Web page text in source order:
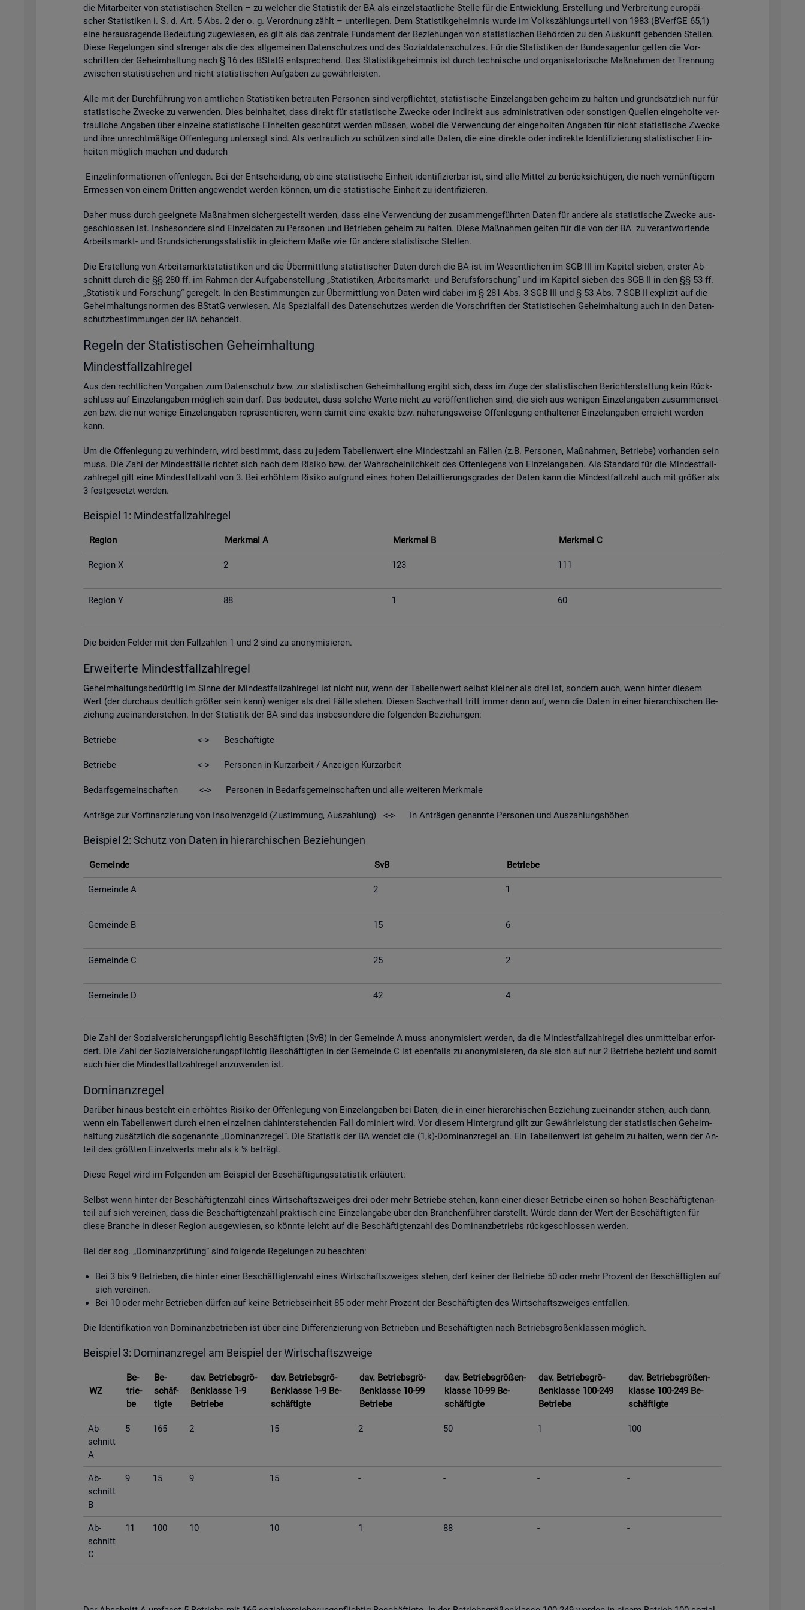
die Mit­ar­bei­ter von sta­tis­ti­schen Stel­len – zu wel­cher die Sta­tis­tik der BA als ein­zel­staat­li­che Stel­le für die Ent­wick­lung, Er­stel­lung und Ver­brei­tung eu­ro­päi­
scher Sta­tis­ti­ken i. S. d. Art. 5 Abs. 2 der o. g. Ver­ord­nung zählt – un­ter­lie­gen. Dem Sta­tis­tik­ge­heim­nis wurde im Volks­zäh­lungs­ur­teil von 1983 (BVerf­GE 65,1)
eine her­aus­ra­gen­de Be­deu­tung zu­ge­wie­sen, es gilt als das zen­tra­le Fun­da­ment der Be­zie­hun­gen von sta­tis­ti­schen Be­hör­den zu den Aus­kunft ge­ben­den Stel­len.
Diese Re­ge­lun­gen sind stren­ger als die des all­ge­mei­nen Da­ten­schut­zes und des So­zi­al­da­ten­schut­zes. Für die Sta­tis­ti­ken der Bun­des­agen­tur gel­ten die Vor­
schrif­ten der Ge­heim­hal­tung nach § 16 des BStatG ent­spre­chend. Das Sta­tis­tik­ge­heim­nis ist durch tech­ni­sche und or­ga­ni­sa­to­ri­sche Maß­nah­men der Tren­nung
zwi­schen sta­tis­ti­schen und nicht sta­tis­ti­schen Auf­ga­ben zu ge­währ­leis­ten.
Alle mit der Durch­füh­rung von amt­li­chen Sta­tis­ti­ken be­trau­ten Per­so­nen sind ver­pflich­tet, sta­tis­ti­sche Ein­zel­an­ga­ben ge­heim zu hal­ten und grund­sätz­lich nur für
sta­tis­ti­sche Zwe­cke zu ver­wen­den. Dies be­inhal­tet, dass di­rekt für sta­tis­ti­sche Zwe­cke oder in­di­rekt aus ad­mi­nis­tra­ti­ven oder sons­ti­gen Quel­len ein­ge­hol­te ver­
trau­li­che An­ga­ben über ein­zel­ne sta­tis­ti­sche Ein­hei­ten ge­schützt wer­den müs­sen, wobei die Ver­wen­dung der ein­ge­hol­ten An­ga­ben für nicht sta­tis­ti­sche Zwe­cke
und ihre un­recht­mä­ßi­ge Of­fen­le­gung un­ter­sagt sind. Als ver­trau­lich zu schüt­zen sind alle Daten, die eine di­rek­te oder in­di­rek­te Iden­ti­fi­zie­rung sta­tis­ti­scher Ein­
hei­ten mög­lich ma­chen und da­durch
Ein­zel­in­for­ma­tio­nen of­fen­le­gen. Bei der Ent­schei­dung, ob eine sta­tis­ti­sche Ein­heit iden­ti­fi­zier­bar ist, sind alle Mit­tel zu be­rück­sich­ti­gen, die nach ver­nünf­ti­gem
Er­mes­sen von einem Drit­ten an­ge­wen­det wer­den kön­nen, um die sta­tis­ti­sche Ein­heit zu iden­ti­fi­zie­ren.
Daher muss durch ge­eig­ne­te Maß­nah­men si­cher­ge­stellt wer­den, dass eine Ver­wen­dung der zu­sam­men­ge­führ­ten Daten für an­de­re als sta­tis­ti­sche Zwe­cke aus­
ge­schlos­sen ist. Ins­be­son­de­re sind Ein­zel­da­ten zu Per­so­nen und Be­trie­ben ge­heim zu hal­ten. Diese Maß­nah­men gel­ten für die von der BA zu ver­ant­wor­ten­de
Ar­beits­markt- und Grund­si­che­rungs­sta­tis­tik in glei­chem Maße wie für an­de­re sta­tis­ti­sche Stel­len.
Die Er­stel­lung von Ar­beits­markt­sta­tis­ti­ken und die Über­mitt­lung sta­tis­ti­scher Daten durch die BA ist im We­sent­li­chen im SGB III im Ka­pi­tel sie­ben, ers­ter Ab­
schnitt durch die §§ 280 ff. im Rah­men der Auf­ga­ben­stel­lung „Sta­tis­ti­ken, Ar­beits­markt- und Be­rufs­for­schung“ und im Ka­pi­tel sie­ben des SGB II in den §§ 53 ff.
„Sta­tis­tik und For­schung“ ge­re­gelt. In den Be­stim­mun­gen zur Über­mitt­lung von Daten wird dabei im § 281 Abs. 3 SGB III und § 53 Abs. 7 SGB II ex­pli­zit auf die
Ge­heim­hal­tungs­nor­men des BStatG ver­wie­sen. Als Spe­zi­al­fall des Da­ten­schut­zes wer­den die Vor­schrif­ten der Sta­tis­ti­schen Ge­heim­hal­tung auch in den Da­ten­
schutz­be­stim­mun­gen der BA be­han­delt.
Re­geln der Sta­tis­ti­schen Ge­heim­hal­tung
Min­dest­fall­zahl­re­gel
Aus den recht­li­chen Vor­ga­ben zum Da­ten­schutz bzw. zur sta­tis­ti­schen Ge­heim­hal­tung er­gibt sich, dass im Zuge der sta­tis­ti­schen Be­richt­erstat­tung kein Rück­
schluss auf Ein­zel­an­ga­ben mög­lich sein darf. Das be­deu­tet, dass sol­che Werte nicht zu ver­öf­fent­li­chen sind, die sich aus we­ni­gen Ein­zel­an­ga­ben zu­sam­men­set­
zen bzw. die nur we­ni­ge Ein­zel­an­ga­ben re­prä­sen­tie­ren, wenn damit eine ex­ak­te bzw. nä­he­rungs­wei­se Of­fen­le­gung ent­hal­te­ner Ein­zel­an­ga­ben er­reicht wer­den
kann.
Um die Of­fen­le­gung zu ver­hin­dern, wird be­stimmt, dass zu jedem Ta­bel­len­wert eine Min­dest­zahl an Fäl­len (z.B. Per­so­nen, Maß­nah­men, Be­trie­be) vor­han­den sein
muss. Die Zahl der Min­dest­fäl­le rich­tet sich nach dem Ri­si­ko bzw. der Wahr­schein­lich­keit des Of­fen­le­gens von Ein­zel­an­ga­ben. Als Stan­dard für die Min­dest­fall­
zahl­re­gel gilt eine Min­dest­fall­zahl von 3. Bei er­höh­tem Ri­si­ko auf­grund eines hohen De­tail­lie­rungs­gra­des der Daten kann die Min­dest­fall­zahl auch mit grö­ßer als
3 fest­ge­setzt wer­den.
Bei­spiel 1: Min­dest­fall­zahl­re­gel
Re­gi­on Merk­mal A Merk­mal B Merk­mal C
Re­gi­on X 2 123 111
Re­gi­on Y 88 1 60
Die bei­den Fel­der mit den Fall­zah­len 1 und 2 sind zu an­ony­mi­sie­ren.
Er­wei­ter­te Min­dest­fall­zahl­re­gel
Ge­heim­hal­tungs­be­dürf­tig im Sinne der Min­dest­fall­zahl­re­gel ist nicht nur, wenn der Ta­bel­len­wert selbst klei­ner als drei ist, son­dern auch, wenn hin­ter die­sem
Wert (der durch­aus deut­lich grö­ßer sein kann) we­ni­ger als drei Fälle ste­hen. Die­sen Sach­ver­halt tritt immer dann auf, wenn die Daten in einer hier­ar­chi­schen Be­
zie­hung zu­ein­an­der­ste­hen. In der Sta­tis­tik der BA sind das ins­be­son­de­re die fol­gen­den Be­zie­hun­gen:
Be­trie­be <-> Be­schäf­tig­te
Be­trie­be <-> Per­so­nen in Kurz­ar­beit / An­zei­gen Kurz­ar­beit
Be­darfs­ge­mein­schaf­ten <-> Per­so­nen in Be­darfs­ge­mein­schaf­ten und alle wei­te­ren Merk­ma­le
An­trä­ge zur Vor­fi­nan­zie­rung von In­sol­venz­geld (Zu­stim­mung, Aus­zah­lung) <-> In An­trä­gen ge­nann­te Per­so­nen und Aus­zah­lungs­hö­hen
Bei­spiel 2: Schutz von Daten in hier­ar­chi­schen Be­zie­hun­gen
Ge­mein­de SvB Be­trie­be
Ge­mein­de A 2 1
Ge­mein­de B 15 6
Ge­mein­de C 25 2
Ge­mein­de D 42 4
Die Zahl der So­zi­al­ver­si­che­rungs­pflich­tig Be­schäf­tig­ten (SvB) in der Ge­mein­de A muss an­ony­mi­siert wer­den, da die Min­dest­fall­zahl­re­gel dies un­mit­tel­bar er­for­
dert. Die Zahl der So­zi­al­ver­si­che­rungs­pflich­tig Be­schäf­tig­ten in der Ge­mein­de C ist eben­falls zu an­ony­mi­sie­ren, da sie sich auf nur 2 Be­trie­be be­zieht und somit
auch hier die Min­dest­fall­zahl­re­gel an­zu­wen­den ist.
Do­mi­nanz­re­gel
Dar­über hin­aus be­steht ein er­höh­tes Ri­si­ko der Of­fen­le­gung von Ein­zel­an­ga­ben bei Daten, die in einer hier­ar­chi­schen Be­zie­hung zu­ein­an­der ste­hen, auch dann,
wenn ein Ta­bel­len­wert durch einen ein­zel­nen da­hin­ter­ste­hen­den Fall do­mi­niert wird. Vor die­sem Hin­ter­grund gilt zur Ge­währ­leis­tung der sta­tis­ti­schen Ge­heim­
hal­tung zu­sätz­lich die so­ge­nann­te „Do­mi­nanz­re­gel“. Die Sta­tis­tik der BA wen­det die (1,k)-Do­mi­nanz­re­gel an. Ein Ta­bel­len­wert ist ge­heim zu hal­ten, wenn der An­
teil des grö­ß­ten Ein­zel­werts mehr als k % be­trägt.
Diese Regel wird im Fol­gen­den am Bei­spiel der Be­schäf­ti­gungs­sta­tis­tik er­läu­tert:
Selbst wenn hin­ter der Be­schäf­tig­ten­zahl eines Wirt­schafts­zwei­ges drei oder mehr Be­trie­be ste­hen, kann einer die­ser Be­trie­be einen so hohen Be­schäf­tig­ten­an­
teil auf sich ver­ei­nen, dass die Be­schäf­tig­ten­zahl prak­tisch eine Ein­zel­an­ga­be über den Bran­chen­füh­rer dar­stellt. Würde dann der Wert der Be­schäf­tig­ten für
diese Bran­che in die­ser Re­gi­on aus­ge­wie­sen, so könn­te leicht auf die Be­schäf­tig­ten­zahl des Do­mi­nanz­be­triebs rück­ge­schlos­sen wer­den.
Bei der sog. „Do­mi­nanz­prü­fung“ sind fol­gen­de Re­ge­lun­gen zu be­ach­ten:
Bei 3 bis 9 Be­trie­ben, die hin­ter einer Be­schäf­tig­ten­zahl eines Wirt­schafts­zwei­ges ste­hen, darf kei­ner der Be­trie­be 50 oder mehr Pro­zent der Be­schäf­tig­ten auf
sich ver­ei­nen.
Bei 10 oder mehr Be­trie­ben dür­fen auf keine Be­triebs­ein­heit 85 oder mehr Pro­zent der Be­schäf­tig­ten des Wirt­schafts­zwei­ges ent­fal­len.
Die Iden­ti­fi­ka­ti­on von Do­mi­nanz­be­trie­ben ist über eine Dif­fe­ren­zie­rung von Be­trie­ben und Be­schäf­tig­ten nach Be­triebs­grö­ßen­klas­sen mög­lich.
Bei­spiel 3: Do­mi­nanz­re­gel am Bei­spiel der Wirt­schafts­zwei­ge
WZ
Be­
trie­
be
Be­
schäf­
tig­te
dav. Be­triebs­grö­
ßen­klas­se 1-9
Be­trie­be
dav. Be­triebs­grö­
ßen­klas­se 1-9 Be­
schäf­tig­te
dav. Be­triebs­grö­
ßen­klas­se 10-99
Be­trie­be
dav. Be­triebs­grö­ßen­
klas­se 10-99 Be­
schäf­tig­te
dav. Be­triebs­grö­
ßen­klas­se 100-249
Be­trie­be
dav. Be­triebs­grö­ßen­
klas­se 100-249 Be­
schäf­tig­te
Ab­
schnitt
A
5 165 2 15 2 50 1 100
Ab­
schnitt
B
9 15 9 15 - - - -
Ab­
schnitt
C
11 100 10 10 1 88 - -